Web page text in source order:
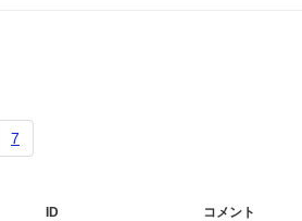
7
ID コメント